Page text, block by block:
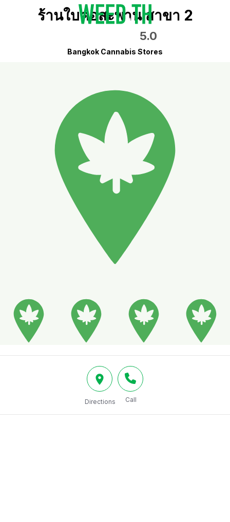
ร้านใบคอสะพาน สาขา 2
5.0
Bangkok Cannabis Stores
Directions Call